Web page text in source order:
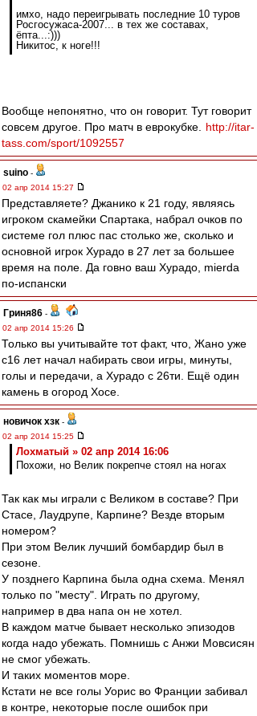
имхо, надо переигрывать последние 10 туров
Росгосужаса-2007... в тех же составах,
ёпта...:)))
Никитос, к ноге!!!
Вообще непонятно, что он говорит. Тут говорит
совсем другое. Про матч в еврокубке.
http://itar-
tass.com/sport/1092557
suino -
02 апр 2014 15:27
Представляете? Джанико к 21 году, являясь
игроком скамейки Спартака, набрал очков по
системе гол плюс пас столько же, сколько и
основной игрок Хурадо в 27 лет за большее
время на поле. Да говно ваш Хурадо, mierda
по-испански
Гриня86 -
02 апр 2014 15:26
Только вы учитывайте тот факт, что, Жано уже
с16 лет начал набирать свои игры, минуты,
голы и передачи, а Хурадо с 26ти. Ещё один
камень в огород Хосе.
новичок хзк -
02 апр 2014 15:25
Лохматый » 02 апр 2014 16:06
Похожи, но Велик покрепче стоял на ногах
Так как мы играли с Великом в составе? При
Стасе, Лаудрупе, Карпине? Везде вторым
номером?
При этом Велик лучший бомбардир был в
сезоне.
У позднего Карпина была одна схема. Менял
только по "месту". Играть по другому,
например в два напа он не хотел.
В каждом матче бывает несколько эпизодов
когда надо убежать. Помнишь с Анжи Мовсисян
не смог убежать.
И таких моментов море.
Кстати не все голы Уорис во Франции забивал
в контре, некоторые после ошибок при